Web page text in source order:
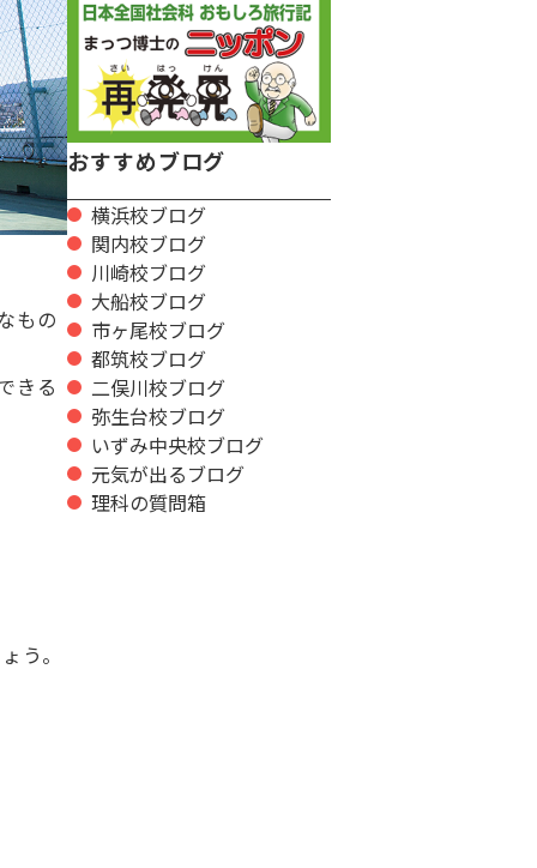
もの
きる
う。
おすすめブログ
横浜校ブログ
関内校ブログ
川崎校ブログ
大船校ブログ
市ヶ尾校ブログ
都筑校ブログ
二俣川校ブログ
弥生台校ブログ
いずみ中央校ブログ
元気が出るブログ
理科の質問箱